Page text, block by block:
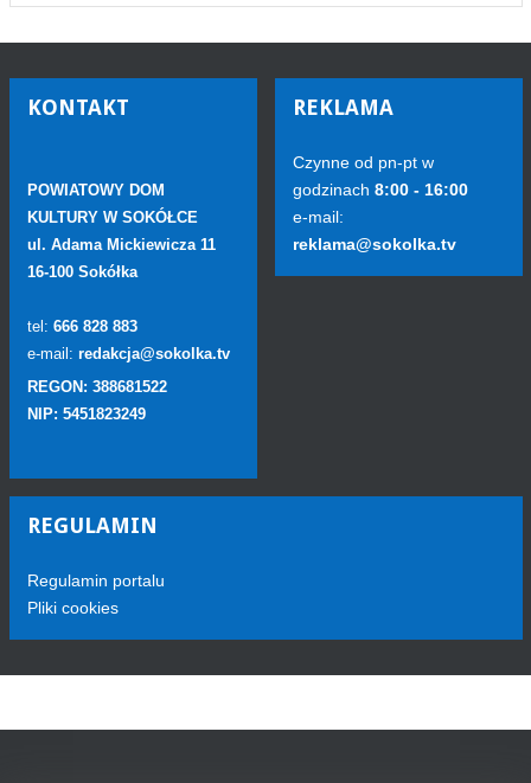
KONTAKT
POWIATOWY DOM
KULTURY W SOKÓŁCE
ul. Adama Mickiewicza 11
16-100 Sokółka
tel: 666 828 883
e-mail: redakcja@sokolka.tv
REGON: 388681522
NIP: 5451823249
REKLAMA
Czynne od pn-pt w
godzinach 8:00 - 16:00
e-mail:
reklama@sokolka.tv
REGULAMIN
Regulamin portalu
Pliki cookies